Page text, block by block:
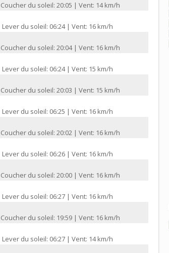
du soleil: 20:05 | Vent: 14 km/h
Lever du soleil: 06:24 | Vent: 16 km/h
du soleil: 20:04 | Vent: 16 km/h
Lever du soleil: 06:24 | Vent: 15 km/h
du soleil: 20:03 | Vent: 15 km/h
Lever du soleil: 06:25 | Vent: 16 km/h
du soleil: 20:02 | Vent: 16 km/h
Lever du soleil: 06:26 | Vent: 16 km/h
du soleil: 20:00 | Vent: 16 km/h
Lever du soleil: 06:27 | Vent: 16 km/h
du soleil: 19:59 | Vent: 16 km/h
Lever du soleil: 06:27 | Vent: 14 km/h